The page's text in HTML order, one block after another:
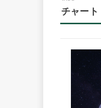
チャート